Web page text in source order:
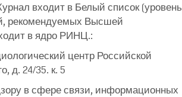
входит в Белый список (уровень
рекомендуемых Высшей
в ядро РИНЦ.:
центр Российской
д. 24/35. к. 5
в сфере связи, информационных